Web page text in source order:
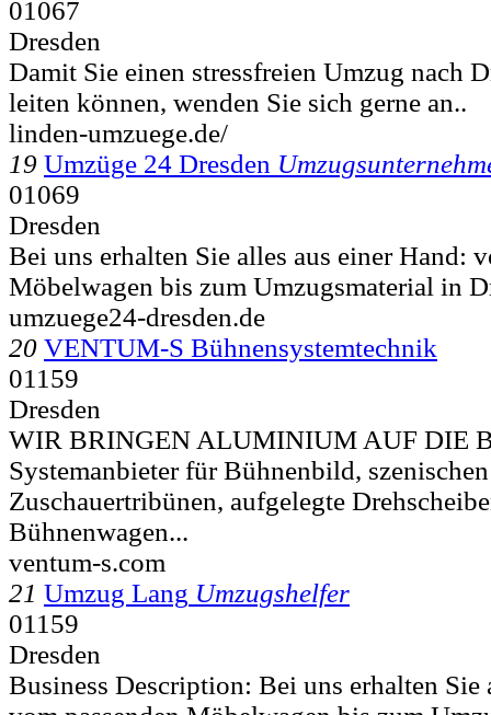
01067
Dresden
Damit Sie einen stressfreien Umzug nach
leiten können, wenden Sie sich gerne an..
linden-umzuege.de/
19 Umzüge 24 Dresden
01069
Dresden
Bei uns erhalten Sie alles aus einer Hand:
Möbelwagen bis zum Umzugsmaterial in
umzuege24-dresden.de
20 VENTUM-S Bühnensystemtechnik
01159
Dresden
WIR BRINGEN ALUMINIUM AUF DIE
Systemanbieter für Bühnenbild,
Zuschauertribünen, aufgelegte
Bühnenwagen...
ventum-s.com
21 Umzug Lang Umzugshelfer
01159
Dresden
Business Description: Bei uns erhalten Sie